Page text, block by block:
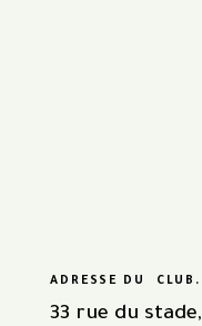
ADRESSE DU CLUB.
33 rue du stade,